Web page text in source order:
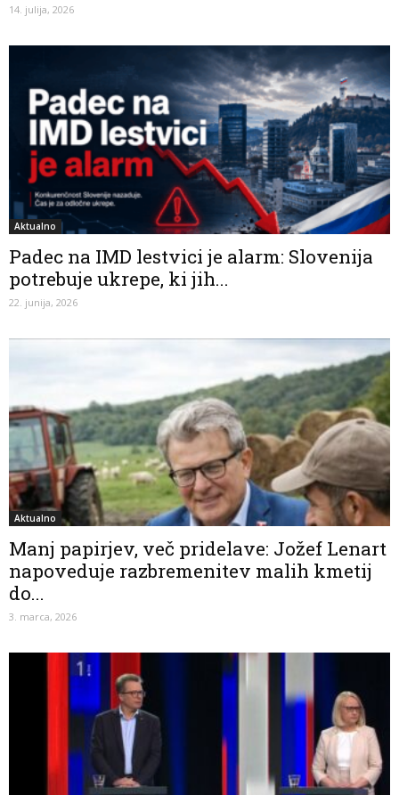
14. julija, 2026
Aktualno
Padec na IMD lestvici je alarm: Slovenija
potrebuje ukrepe, ki jih...
22. junija, 2026
Aktualno
Manj papirjev, več pridelave: Jožef Lenart
napoveduje razbremenitev malih kmetij
do...
3. marca, 2026